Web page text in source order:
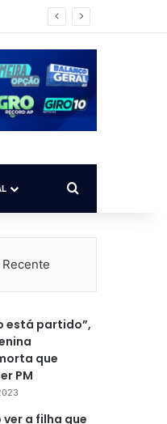
Procurar por
Recente
está partido”,
que
PM
a filha que